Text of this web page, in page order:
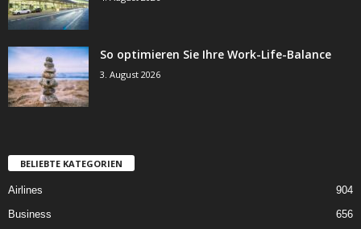
So optimieren Sie Ihre Work-Life-Balance
3. August 2026
BELIEBTE KATEGORIEN
Airlines
904
Business
656